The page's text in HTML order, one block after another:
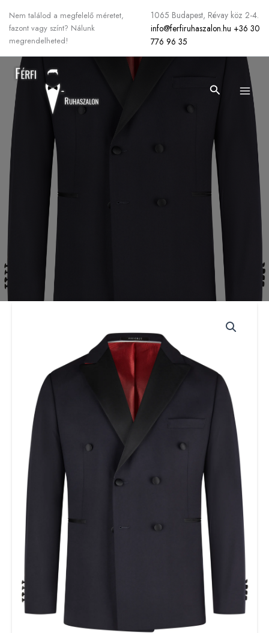
Nem találod a megfelelő méretet,
fazont vagy színt? Nálunk
megrendelheted!
1065 Budapest, Révay köz 2-4.
info@ferfiruhaszalon.hu +36 30
776 96 35
Search